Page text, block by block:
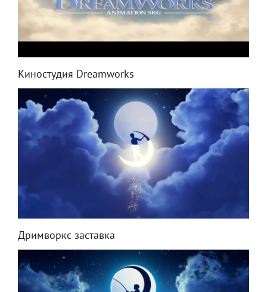
Киностудия Dreamworks
Дримворкс заставка